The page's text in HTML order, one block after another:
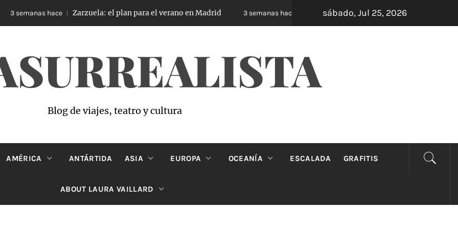
3 semanas hace Zarzuela: el plan para el verano en Madrid 3 semanas hace Oveja Negra: el unipersonal que se ríe de los
sábado, Jul 25, 2026
Blog de viajes, teatro y cultura
AMÉRICA ANTÁRTIDA ASIA EUROPA OCEANÍA ESCALADA GRAFITIS
ABOUT LAURA VAILLARD